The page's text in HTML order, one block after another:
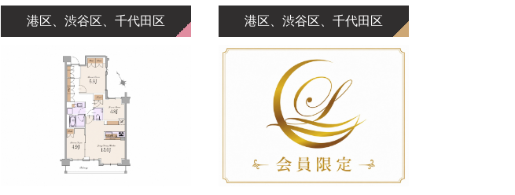
港区、渋谷区、千代田区 港区、渋谷区、千代田区